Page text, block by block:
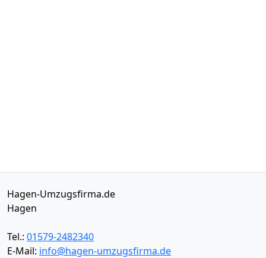
Hagen-Umzugsfirma.de
Hagen
Tel.: 01579-2482340
E-Mail: info@hagen-umzugsfirma.de